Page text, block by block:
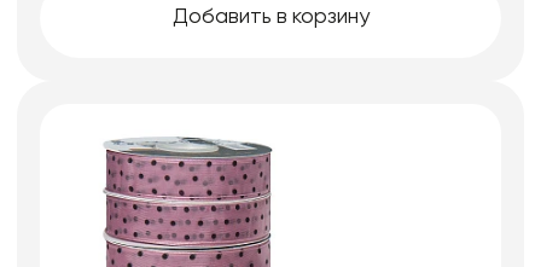
Добавить в корзину